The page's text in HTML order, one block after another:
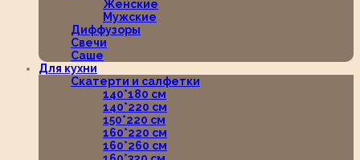
Женские
Мужские
Диффузоры
Свечи
Саше
Для кухни
Скатерти и салфетки
140*180 см
140*220 см
150*220 см
160*220 см
160*260 см